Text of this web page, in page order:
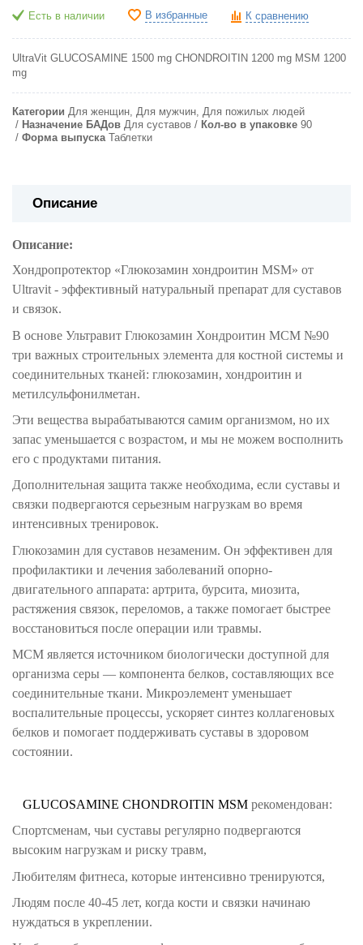
Есть в наличии В избранные К сравнению
UltraVit GLUCOSAMINE 1500 mg CHONDROITIN 1200 mg MSM 1200
mg
Категории Для женщин, Для мужчин, Для пожилых людей
Назначение БАДов Для суставов Кол-во в упаковке 90
Форма выпуска Таблетки
Описание
Описание:
Хондропротектор «Глюкозамин хондроитин MSM» от
Ultravit - эффективный натуральный препарат для суставов
и связок.
В основе Ультравит Глюкозамин Хондроитин МСМ №90
три важных строительных элемента для костной системы и
соединительных тканей: глюкозамин, хондроитин и
метилсульфонилметан.
Эти вещества вырабатываются самим организмом, но их
запас уменьшается с возрастом, и мы не можем восполнить
его с продуктами питания.
Дополнительная защита также необходима, если суставы и
связки подвергаются серьезным нагрузкам во время
интенсивных тренировок.
Глюкозамин для суставов незаменим. Он эффективен для
профилактики и лечения заболеваний опорно-
двигательного аппарата: артрита, бурсита, миозита,
растяжения связок, переломов, а также помогает быстрее
восстановиться после операции или травмы.
МСМ является источником биологически доступной для
организма серы — компонента белков, составляющих все
соединительные ткани. Микроэлемент уменьшает
воспалительные процессы, ускоряет синтез коллагеновых
белков и помогает поддерживать суставы в здоровом
состоянии.
GLUCOSAMINE CHONDROITIN MSMрекомендован:
Спортсменам, чьи суставы регулярно подвергаются
высоким нагрузкам и риску травм,
Любителям фитнеса, которые интенсивно тренируются,
Людям после 40-45 лет, когда кости и связки начинаю
нуждаться в укреплении.